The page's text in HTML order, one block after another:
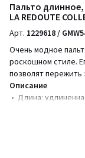
Пальто
LA REDOUTE
Арт. 1229618 /
Очень модное
роскошном стиле.
позволят пережить
Описание
• Длина:
• Воротник с